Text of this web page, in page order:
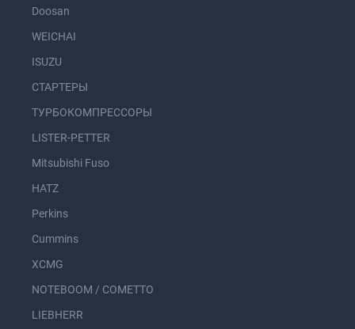
Doosan
WEICHAI
ISUZU
СТАРТЕРЫ
ТУРБОКОМПРЕССОРЫ
LISTER-PETTER
Mitsubishi Fuso
HATZ
Perkins
Cummins
XCMG
NOTEBOOM / COMETTO
LIEBHERR